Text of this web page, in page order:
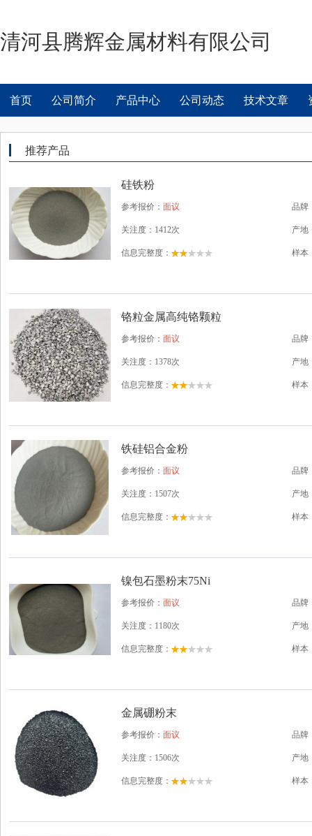
清河县腾辉金属材料有限公司
首页 公司简介 产品中心 公司动态 技术文章
推荐产品
硅铁粉
参考报价： 面议 品牌
关注度：1412次 产地
信息完整度： 样本
铬粒金属高纯铬颗粒
参考报价： 面议 品牌
关注度：1378次 产地
信息完整度： 样本
铁硅铝合金粉
参考报价： 面议 品牌
关注度：1507次 产地
信息完整度： 样本
镍包石墨粉末75Ni
参考报价： 面议 品牌
关注度：1180次 产地
信息完整度： 样本
金属硼粉末
参考报价： 面议 品牌
关注度：1506次 产地
信息完整度： 样本